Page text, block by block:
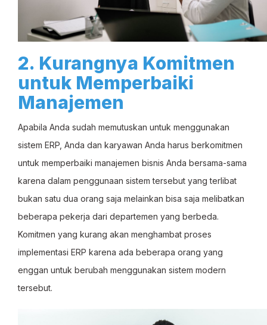
2. Kurangnya Komitmen
untuk Memperbaiki
Manajemen
Apabila Anda sudah memutuskan untuk menggunakan
sistem ERP, Anda dan karyawan Anda harus berkomitmen
untuk memperbaiki manajemen bisnis Anda bersama-sama
karena dalam penggunaan sistem tersebut yang terlibat
bukan satu dua orang saja melainkan bisa saja melibatkan
beberapa pekerja dari departemen yang berbeda.
Komitmen yang kurang akan menghambat proses
implementasi ERP karena ada beberapa orang yang
enggan untuk berubah menggunakan sistem modern
tersebut.